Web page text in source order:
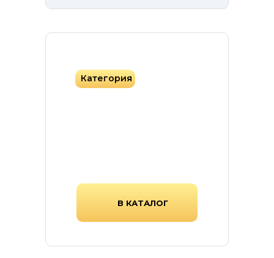
В КАТАЛОГ
Категория